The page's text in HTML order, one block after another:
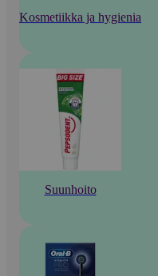
Kosmetiikka ja hygienia
Suunhoito